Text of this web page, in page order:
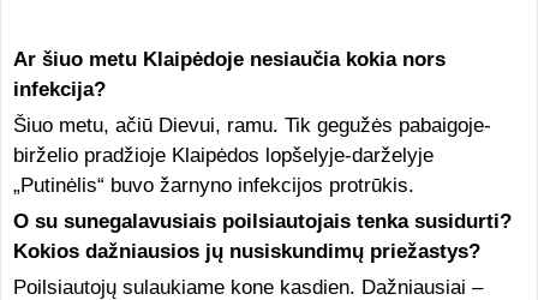
Ar šiuo metu Klaipėdoje nesiaučia kokia nors
infekcija?
Šiuo metu, ačiū Dievui, ramu. Tik gegužės pabaigoje-
birželio pradžioje Klaipėdos lopšelyje-darželyje
„Putinėlis“ buvo žarnyno infekcijos protrūkis.
O su sunegalavusiais poilsiautojais tenka susidurti?
Kokios dažniausios jų nusiskundimų priežastys?
Poilsiautojų sulaukiame kone kasdien. Dažniausiai –